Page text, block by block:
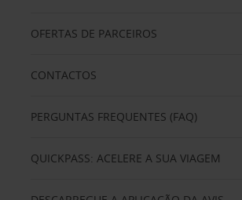
OFERTAS DE PARCEIROS
CONTACTOS
PERGUNTAS FREQUENTES (FAQ)
QUICKPASS: ACELERE A SUA VIAGEM